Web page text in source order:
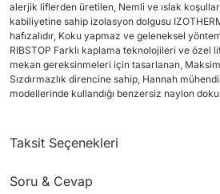
alerjik liflerden üretilen, Nemli ve ıslak
kabiliyetine sahip izolasyon dolgusu
hafızalıdır, Koku yapmaz ve geleneksel
RIBSTOP Farklı kaplama teknolojileri ve özel
mekan gereksinmeleri için tasarlanan,
Sızdırmazlık direncine sahip, Hannah
modellerinde kullandığı benzersiz naylon
Taksit Seçenekleri
Soru & Cevap